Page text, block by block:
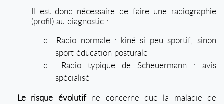
Il est donc nécessaire de faire une radiographie
(profil) au diagnostic :
q
Radio normale : kiné si peu sportif, sinon
sport éducation posturale
q
Radio typique de Scheuermann : avis
spécialisé
Le risque évolutifne concerne que la maladie de